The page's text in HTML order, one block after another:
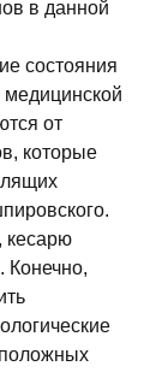
в данной
состояния
медицинской
от
которые
кесарю
Конечно,